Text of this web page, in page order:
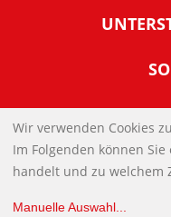
Tipps zur
Banner
Werden
Wir verwenden Cookies
Im Folgenden können
handelt und zu welchem
Manuelle Auswahl...